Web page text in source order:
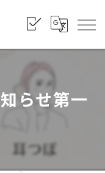
らせ第一